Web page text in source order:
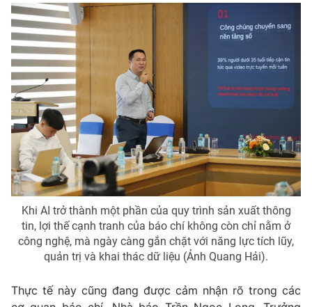
Khi AI trở thành một phần của quy trình sản xuất thông
tin, lợi thế cạnh tranh của báo chí không còn chỉ nằm ở
công nghệ, mà ngày càng gắn chặt với năng lực tích lũy,
quản trị và khai thác dữ liệu (Ảnh Quang Hải).
Thực tế này cũng đang được cảm nhận rõ trong các